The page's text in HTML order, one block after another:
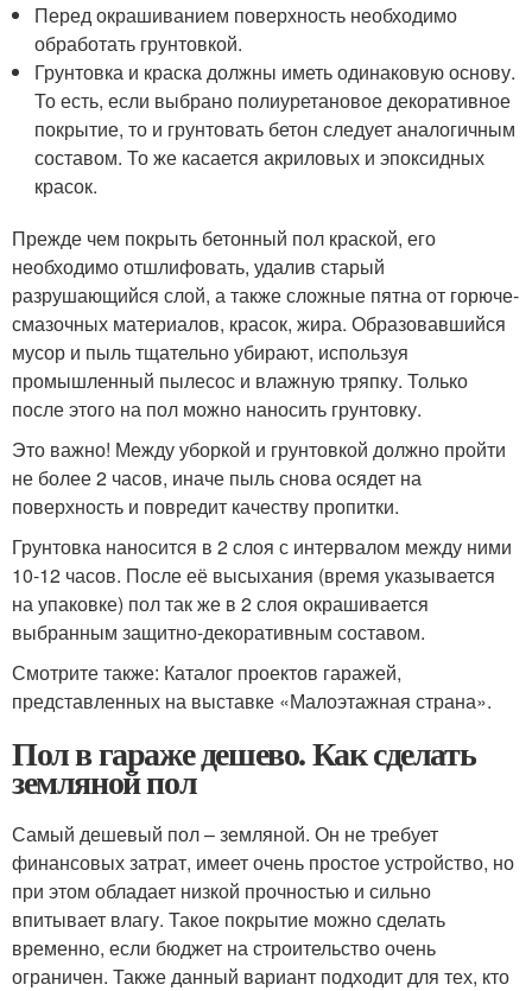
Перед окрашиванием поверхность необходимо
обработать грунтовкой.
Грунтовка и краска должны иметь одинаковую основу.
То есть, если выбрано полиуретановое декоративное
покрытие, то и грунтовать бетон следует аналогичным
составом. То же касается акриловых и эпоксидных
красок.
Прежде чем покрыть бетонный пол краской, его
необходимо отшлифовать, удалив старый
разрушающийся слой, а также сложные пятна от горюче-
смазочных материалов, красок, жира. Образовавшийся
мусор и пыль тщательно убирают, используя
промышленный пылесос и влажную тряпку. Только
после этого на пол можно наносить грунтовку.
Это важно! Между уборкой и грунтовкой должно пройти
не более 2 часов, иначе пыль снова осядет на
поверхность и повредит качеству пропитки.
Грунтовка наносится в 2 слоя с интервалом между ними
10-12 часов. После её высыхания (время указывается
на упаковке) пол так же в 2 слоя окрашивается
выбранным защитно-декоративным составом.
Смотрите также: Каталог проектов гаражей,
представленных на выставке «Малоэтажная страна».
Пол в гараже дешево. Как сделать
земляной пол
Самый дешевый пол – земляной. Он не требует
финансовых затрат, имеет очень простое устройство, но
при этом обладает низкой прочностью и сильно
впитывает влагу. Такое покрытие можно сделать
временно, если бюджет на строительство очень
ограничен. Также данный вариант подходит для тех, кто